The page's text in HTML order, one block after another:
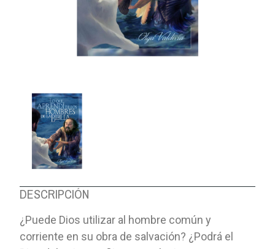
DESCRIPCIÓN
¿Puede Dios utilizar al hombre común y
corriente en su obra de salvación? ¿Podrá el